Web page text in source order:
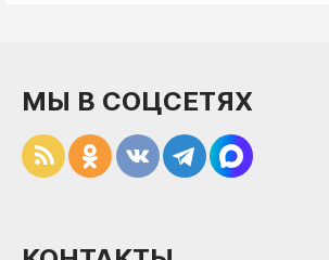
МЫ В СОЦСЕТЯХ